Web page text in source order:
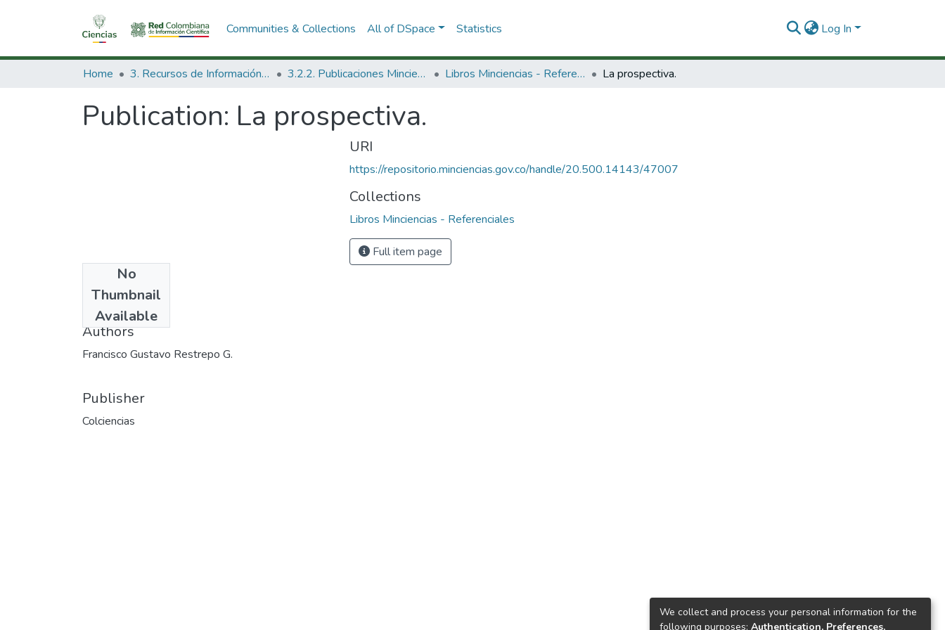
Communities & Collections All of DSpace Statistics Log In
Home 3. Recursos de Información Científica y Tecnológica 3.2.2. Publicaciones Minciencias Libros Minciencias - Referenciales La prospectiva.
Publication: La prospectiva.
No
Thumbnail
Available
1991
Authors
Francisco Gustavo Restrepo G.
Publisher
Colciencias
URI
https://repositorio.minciencias.gov.co/handle/20.500.14143/47007
Collections
Libros Minciencias - Referenciales
Full item page
We collect and process your personal information for the
following purposes: Authentication, Preferences,